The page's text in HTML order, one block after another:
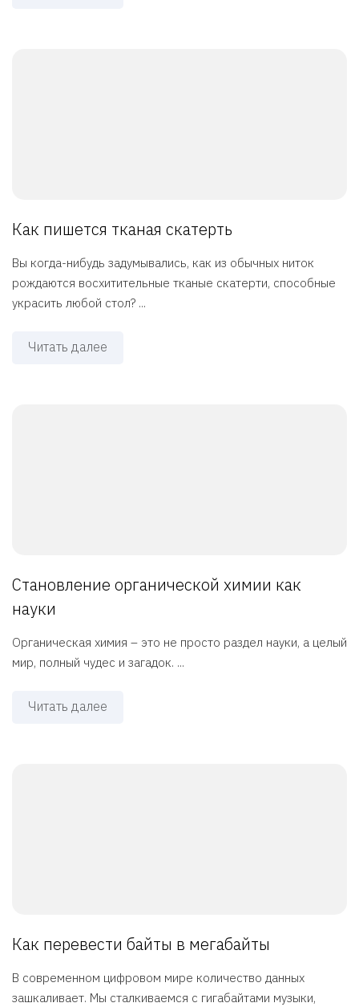
Как пишется тканая скатерть
Вы когда-нибудь задумывались, как из обычных ниток
рождаются восхитительные тканые скатерти, способные
украсить любой стол? ...
Читать далее
Становление органической химии как
науки
Органическая химия – это не просто раздел науки, а целый
мир, полный чудес и загадок. ...
Читать далее
Как перевести байты в мегабайты
В современном цифровом мире количество данных
зашкаливает. Мы сталкиваемся с гигабайтами музыки,